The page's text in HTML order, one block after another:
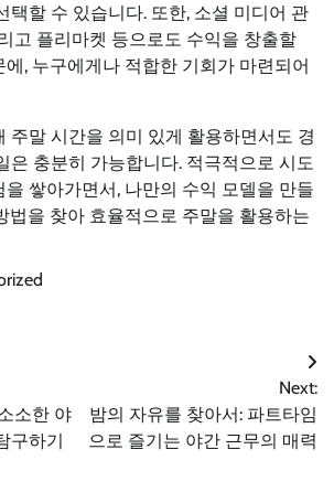
택할 수 있습니다. 또한, 소셜 미디어 관
고 플리마켓 등으로도 수익을 창출할
, 누구에게나 적합한 기회가 마련되어
주말 시간을 의미 있게 활용하면서도 경
은 충분히 가능합니다. 적극적으로 시도
쌓아가면서, 나만의 수익 모델을 만들
법을 찾아 효율적으로 주말을 활용하는
소한 야
구하기
Next:
밤의 자유를 찾아서: 파트타임
으로 즐기는 야간 근무의 매력